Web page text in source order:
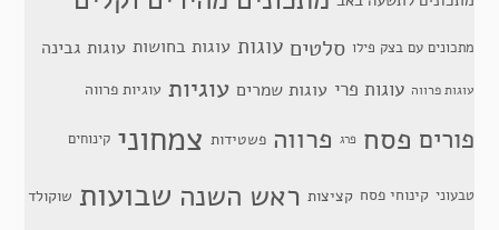
מתכונים עם בצק פילו סלטים עוגות עוגות בחושות עוגות גבינה
עוגות פרווה עוגות פרי עוגות שמרים עוגיות עוגיות פרווה
פורים פסח פרג פרווה פשטידות צמחוני קינוחים
טבעוני קינוחי פסח קציצות ראש השנה שבועות שוקולד